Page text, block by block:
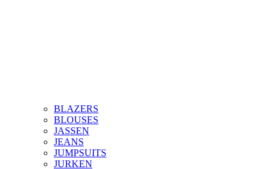
BLAZERS
BLOUSES
JASSEN
JEANS
JUMPSUITS
JURKEN